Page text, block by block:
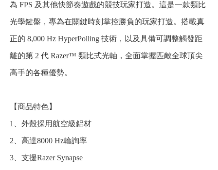
為 FPS 及其他快節奏遊戲的競技玩家打造。這是一款類比
光學鍵盤，專為在關鍵時刻掌控勝負的玩家打造。搭載真
正的 8,000 Hz HyperPolling 技術，以及具備可調整觸發距
離的第 2 代 Razer™ 類比式光軸，全面掌握匹敵全球頂尖
高手的各種優勢。
【商品特色】
1、外殼採用航空級鋁材
2、高達8000 Hz輪詢率
3、支援Razer Synapse